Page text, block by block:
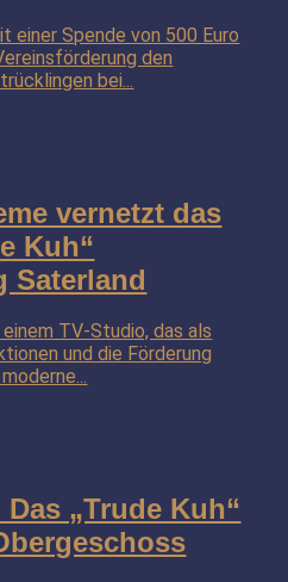
einer Spende von 500 Euro
den
bei...
vernetzt das
Kuh“
Saterland
TV-Studio, das als
und die Förderung
„Trude Kuh“